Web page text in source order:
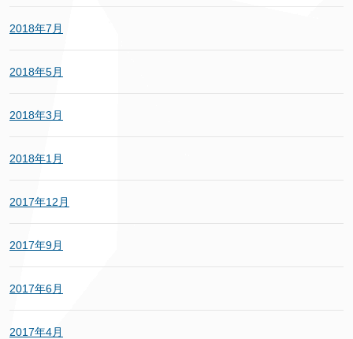
2018年7月
2018年5月
2018年3月
2018年1月
2017年12月
2017年9月
2017年6月
2017年4月